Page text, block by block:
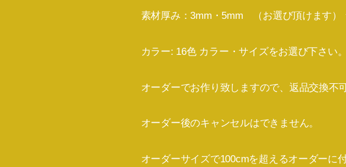
素材厚み：3mm・5mm （お選び頂けます
カラー: 16色 カラー・サイズをお選び下さい。
オーダーでお作り致しますので、返品交換不可
オーダー後のキャンセルはできません。
オーダーサイズで100cmを超えるオーダーに